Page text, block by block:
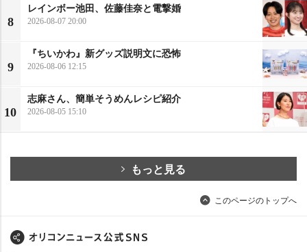
8
レインボー池田、佐藤佳奈と電撃婚
2026-08-07 20:00
9
『ちいかわ』新グッズ説明文に恐怖
2026-08-06 12:15
10
志麻さん、簡単そうめんレシピ紹介
2026-08-05 15:10
もっと見る
このページのトップへ